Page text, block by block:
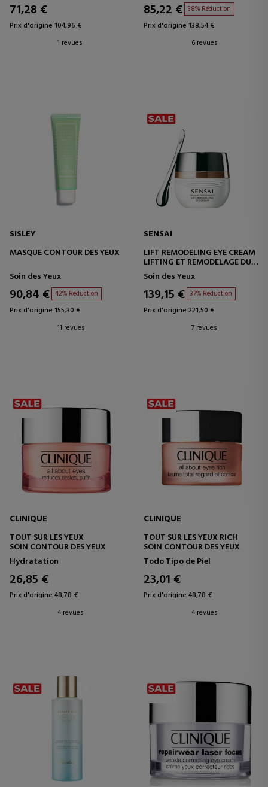
71,28 €
Prix d'origine 104,96 €
1 revues
85,22 € 38% Réduction
Prix d'origine 138,54 €
6 revues
SISLEY
MASQUE CONTOUR DES YEUX
Soin des Yeux
90,84 € 42% Réduction
Prix d'origine 155,30 €
11 revues
SENSAI
LIFT REMODELING EYE CREAM
LIFTING ET REMODELAGE DU
CONTOUR DES YEUX
Soin des Yeux
139,15 € 37% Réduction
Prix d'origine 221,50 €
7 revues
CLINIQUE
TOUT SUR LES YEUX
SOIN CONTOUR DES YEUX
Hydratation
26,85 €
Prix d'origine 48,78 €
4 revues
CLINIQUE
TOUT SUR LES YEUX RICH
SOIN CONTOUR DES YEUX
Todo Tipo de Piel
23,01 €
Prix d'origine 48,78 €
4 revues